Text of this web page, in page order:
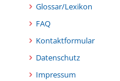
Glossar/Lexikon
FAQ
Kontaktformular
Datenschutz
Impressum